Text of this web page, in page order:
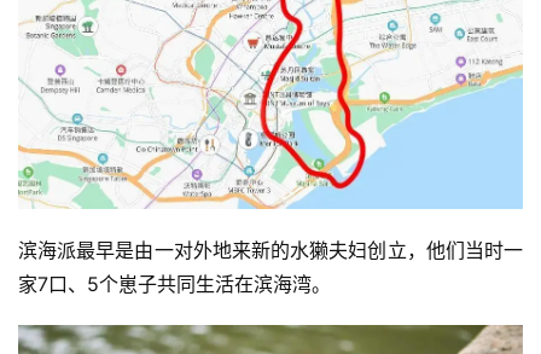
滨海派最早是由一对外地来新的水獭夫妇创立，他们当时一
家7口、5个崽子共同生活在滨海湾。